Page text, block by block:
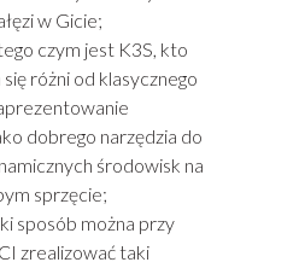
w Gicie;
czym jest K3S, kto
różni od klasycznego
dobrego narzędzia do
środowisk na
sprzęcie;
sposób można przy
zrealizować taki